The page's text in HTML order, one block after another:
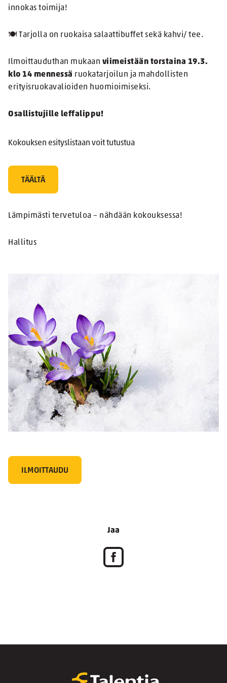
innokas toimija!
🍽️ Tarjolla on ruokaisa salaattibuffet sekä kahvi/ tee.
Ilmoittauduthan mukaan viimeistään torstaina 19.3.
klo 14 mennessä ruokatarjoilun ja mahdollisten
erityisruokavalioiden huomioimiseksi.
Osallistujille leffalippu!
Kokouksen esityslistaan voit tutustua
TÄÄLTÄ
Lämpimästi tervetuloa – nähdään kokouksessa!
Hallitus
ILMOITTAUDU
Jaa